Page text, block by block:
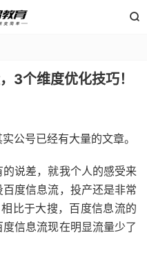

3个维度优化技巧！
公号已经有大量的文章。
说差，就我个人的感受来
度信息流，投产还是非常
比于大搜，百度信息流的
信息流现在明显流量少了